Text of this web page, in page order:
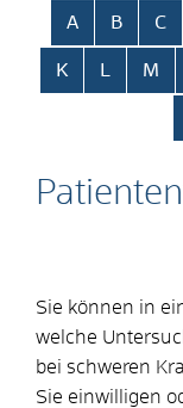
Alphabetisches
A B C
K L M
Sie können in
welche
bei schweren
Sie einwilligen